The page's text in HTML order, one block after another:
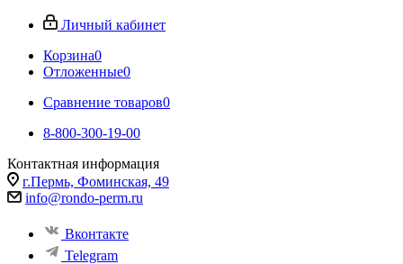
Личный кабинет
Корзина0
Отложенные0
Сравнение товаров0
8-800-300-19-00
Контактная информация
г.Пермь, Фоминская, 49
info@rondo-perm.ru
Вконтакте
Telegram